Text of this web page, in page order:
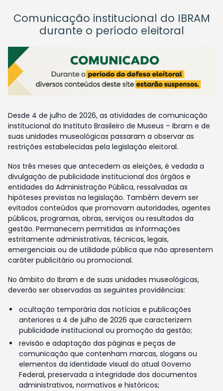
Comunicação institucional do IBRAM
durante o período eleitoral
Desde 4 de julho de 2026, as atividades de comunicação
institucional do Instituto Brasileiro de Museus – Ibram e de
suas unidades museológicas passaram a observar as
restrições estabelecidas pela legislação eleitoral.
Nos três meses que antecedem as eleições, é vedada a
divulgação de publicidade institucional dos órgãos e
entidades da Administração Pública, ressalvadas as
hipóteses previstas na legislação. Também devem ser
evitados conteúdos que promovam autoridades, agentes
públicos, programas, obras, serviços ou resultados da
gestão. Permanecem permitidas as informações
estritamente administrativas, técnicas, legais,
emergenciais ou de utilidade pública que não apresentem
caráter publicitário ou promocional.
No âmbito do Ibram e de suas unidades museológicas,
deverão ser observadas as seguintes providências:
ocultação temporária das notícias e publicações
anteriores a 4 de julho de 2026 que caracterizem
publicidade institucional ou promoção da gestão;
revisão e adaptação das páginas e peças de
comunicação que contenham marcas, slogans ou
elementos da identidade visual do atual Governo
Federal, preservada a integridade dos documentos
administrativos, normativos e históricos;